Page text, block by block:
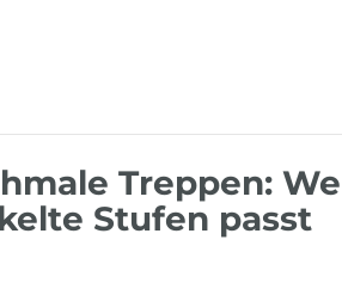
Treppen:
Stufen passt